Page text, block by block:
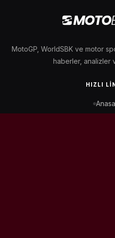
MotoGP, WorldSBK ve motor
haberler, analizler
HIZLI